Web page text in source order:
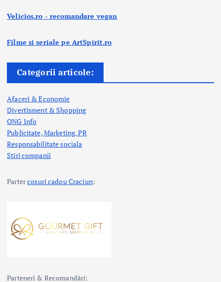
Velicios.ro - recomandare vegan
Filme si seriale pe ArtSpirit.ro
Categorii articole:
Afaceri & Economie
Divertisment & Shopping
ONG Info
Publicitate, Marketing, PR
Responsabilitate sociala
Stiri companii
Partercosuri cadou Craciun:
Parteneri & Recomandări: